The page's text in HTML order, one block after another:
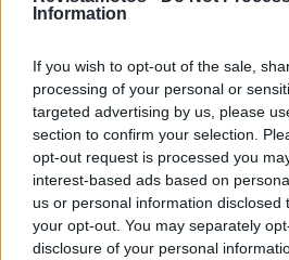
Information
If you wish to opt-out of the sale,
processing of your personal or
targeted advertising by us, please
section to confirm your selection.
opt-out request is processed you
interest-based ads based on
us or personal information disclosed
your opt-out. You may separately
disclosure of your personal
ambas as partes, com a TM
dinamização do setor de
Para mais informações sobre os
disponíveis em Portugal, bem
venda, visite o site oficial do
emwww.multimoto.pt.
Tags: destaque GRupo